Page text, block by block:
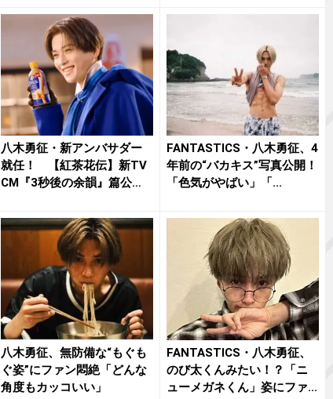
八木勇征・新アンバサダー
就任！ 【紅茶花伝】新TV
CM『3秒後の余韻』篇公
FANTASTICS・八木勇征、4
年前の“バカキス”写真公開！
「色気がやばい」「...
八木勇征、無防備な“もぐも
ぐ姿”にファン悶絶「どんな
角度もカッコいい」
FANTASTICS・八木勇征、
のび太くんみたい！？「ニ
ューメガネくん」姿にファ...